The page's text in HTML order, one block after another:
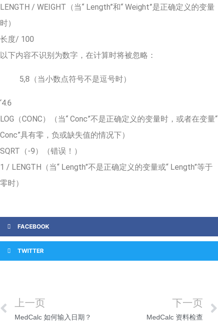
LENGTH / WEIGHT（当“ Length”和“ Weight”是正确定义的变量
时）
长度/ 100
以下内容不识别为数字，在计算时将被忽略：
5,8（当小数点符号不是逗号时）
‘4.6
LOG（CONC）（当“ Conc”不是正确定义的变量时，或者在变量“
Conc”具有零，负或缺失值的情况下）
SQRT（-9）（错误！）
1 / LENGTH（当“ Length”不是正确定义的变量或“ Length”等于
零时）
FACEBOOK
TWITTER
上一页
MedCalc 如何输入日期？
下一页
MedCalc 资料检查